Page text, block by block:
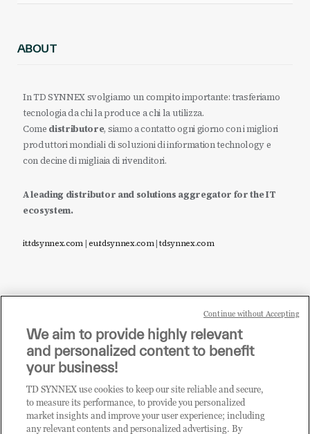
ABOUT
In TD SYNNEX svolgiamo un compito importante: trasferiamo
tecnologia da chi la produce a chi la utilizza.
Come distributore, siamo a contatto ogni giorno con i migliori
produttori mondiali di soluzioni di information technology e
con decine di migliaia di rivenditori.
A leading distributor and solutions aggregator for the IT
ecosystem.
it.tdsynnex.com|eu.tdsynnex.com|tdsynnex.com
Sei un rivenditore di tecnologia e desideri acquistare
i prodotti o le soluzioni trattate sul blog?
CLICCA QUI E DIVENTA
CLIENTE TD SYNNEX
We aim to provide highly relevant
and personalized content to benefit
your business!
TD SYNNEX use cookies to keep our site reliable and secure,
to measure its performance, to provide you personalized
market insights and improve your user experience; including
any relevant contents and personalized advertising. By
Continue without Accepting